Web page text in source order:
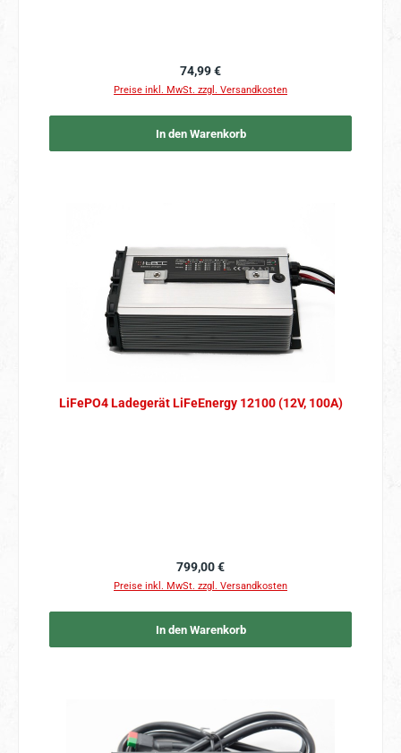
Regulärer Preis:
74,99 €
Preise inkl. MwSt. zzgl. Versandkosten
In den Warenkorb
LiFePO4 Ladegerät LiFeEnergy 12100 (12V, 100A)
Regulärer Preis:
799,00 €
Preise inkl. MwSt. zzgl. Versandkosten
In den Warenkorb